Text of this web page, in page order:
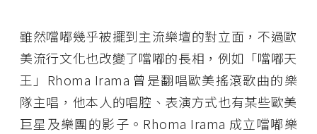
雖然噹嘟幾乎被擺到主流樂壇的對立面，不過歐
美流行文化也改變了噹嘟的長相，例如「噹嘟天
王」Rhoma Irama 曾是翻唱歐美搖滾歌曲的樂
隊主唱，他本人的唱腔、表演方式也有某些歐美
巨星及樂團的影子。Rhoma Irama 成立噹嘟樂